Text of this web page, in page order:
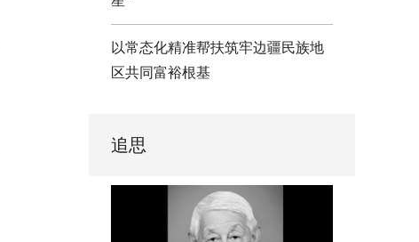
以常态化精准帮扶筑牢边疆民族地
区共同富裕根基
追思